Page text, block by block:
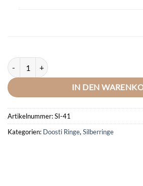
DOOSTI Partnerring / Trauring
IN DEN
Artikelnummer:SI-41
Kategorien: Doosti Ringe, Silberringe